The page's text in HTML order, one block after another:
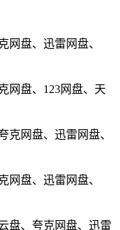
网盘、迅雷网盘、
网盘、123网盘、天
克网盘、迅雷网盘、
网盘、迅雷网盘、
盘、夸克网盘、迅雷